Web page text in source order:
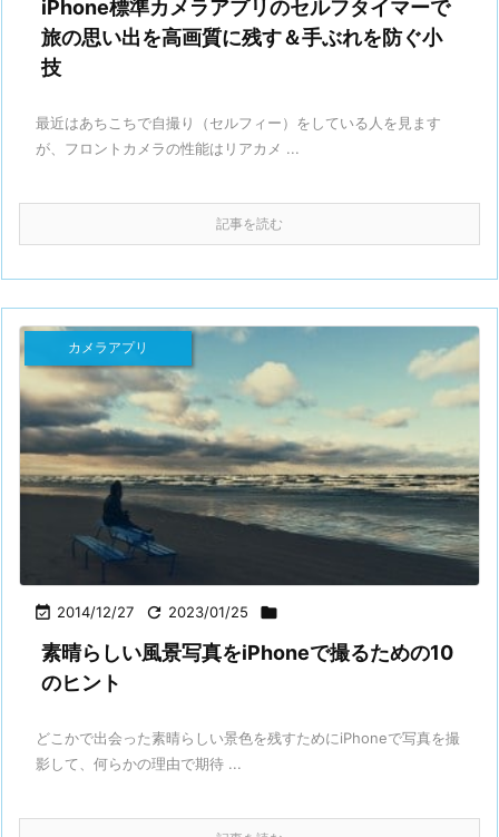
iPhone標準カメラアプリのセルフタイマーで
旅の思い出を高画質に残す＆手ぶれを防ぐ小
技
最近はあちこちで自撮り（セルフィー）をしている人を見ます
が、フロントカメラの性能はリアカメ ...
記事を読む
 2014/12/27  2023/01/25 
カメラアプリ
素晴らしい風景写真をiPhoneで撮るための10
のヒント
どこかで出会った素晴らしい景色を残すためにiPhoneで写真を撮
影して、何らかの理由で期待 ...